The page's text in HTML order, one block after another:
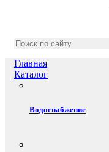
Главная
Каталог
Водоснабжение